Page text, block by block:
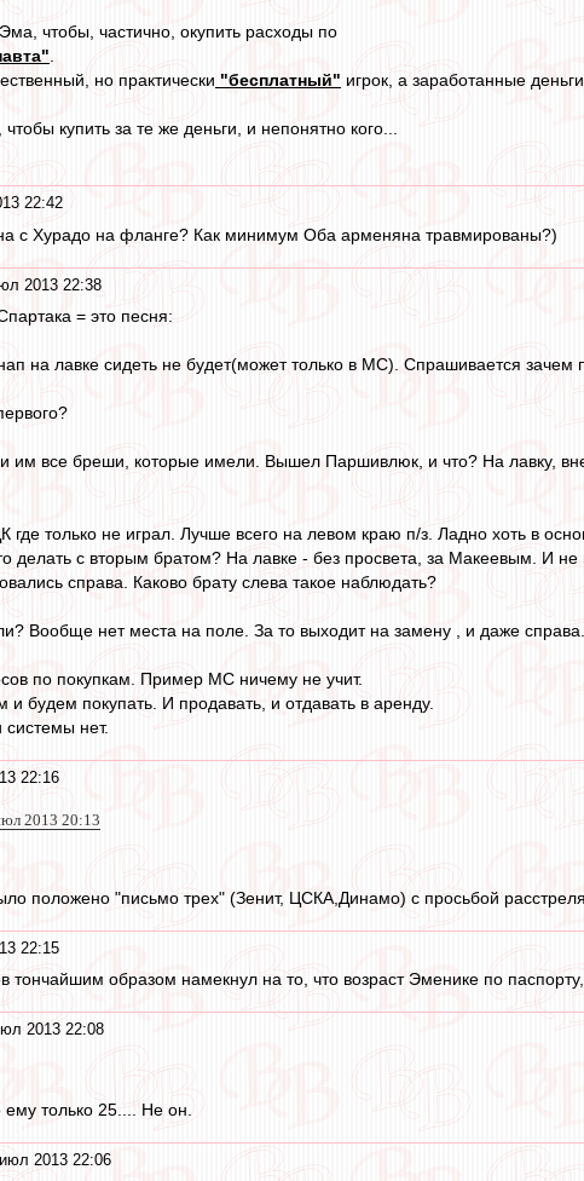
чтобы, частично, окупить расходы по
но практически "бесплатный" игрок, а заработанные
купить за те же деньги, и непонятно кого...
22:42
с Хурадо на фланге? Как минимум Оба арменяна травмированы?)
2013 22:38
= это песня:
на лавке сидеть не будет(может только в МС). Спрашивается
им все бреши, которые имели. Вышел Паршивлюк, и что? На лавку,
где только не играл. Лучше всего на левом краю п/з. Ладно хоть в
делать с вторым братом? На лавке - без просвета, за Макеевым. И
справа. Каково брату слева такое наблюдать?
Вообще нет места на поле. За то выходит на замену , и даже
по покупкам. Пример МС ничему не учит.
и будем покупать. И продавать, и отдавать в аренду.
системы нет.
22:16
2013 20:13
положено "письмо трех" (Зенит, ЦСКА,Динамо) с просьбой
22:15
образом намекнул на то, что возраст Эменике по
2013 22:08
только 25.... Не он.
2013 22:06